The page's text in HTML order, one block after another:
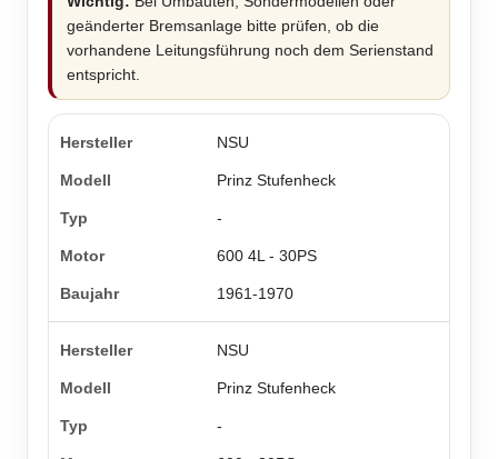
geänderter Bremsanlage bitte prüfen, ob die
vorhandene Leitungsführung noch dem Serienstand
entspricht.
NSU
Prinz Stufenheck
-
600 4L - 30PS
1961-1970
NSU
Prinz Stufenheck
-